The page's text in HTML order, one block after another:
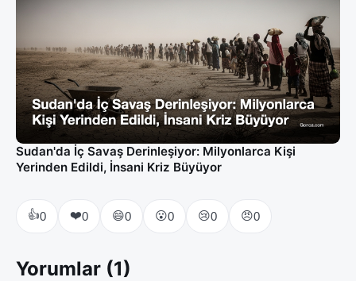
Sudan'da İç Savaş Derinleşiyor: Milyonlarca Kişi
Yerinden Edildi, İnsani Kriz Büyüyor
👍0 ❤️0 😄0 😮0 😢0 😠0
Yorumlar (1)